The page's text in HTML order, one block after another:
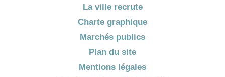
La ville recrute
Charte graphique
Marchés publics
Plan du site
Mentions légales